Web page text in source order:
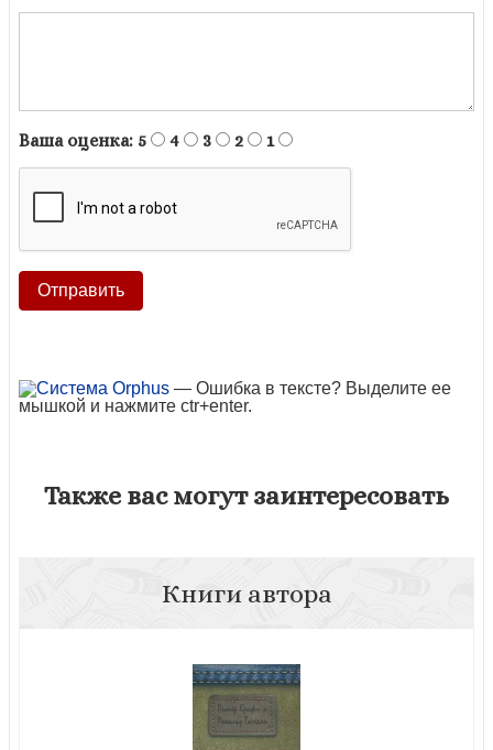
Ваша оценка: 5 4 3 2 1
— Ошибка в тексте? Выделите ее
мышкой и нажмите ctr+enter.
Также вас могут заинтересовать
Книги автора